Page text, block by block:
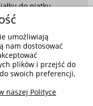
do piątku
Targ
Biała
umożliwiają
nam dostosować
plików i przejść do
swoich preferencji,
naszej Polityce